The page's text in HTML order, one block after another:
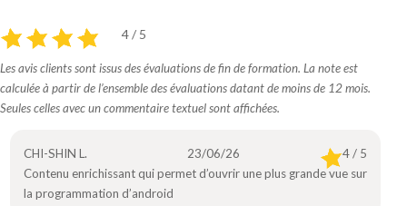
4 / 5
Les avis clients sont issus des évaluations de fin de formation. La note est
calculée à partir de l’ensemble des évaluations datant de moins de 12 mois.
Seules celles avec un commentaire textuel sont affichées.
CHI-SHIN L. 23/06/26
4 / 5
Contenu enrichissant qui permet d’ouvrir une plus grande vue sur
la programmation d’android